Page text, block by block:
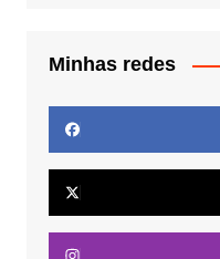
Minhas redes